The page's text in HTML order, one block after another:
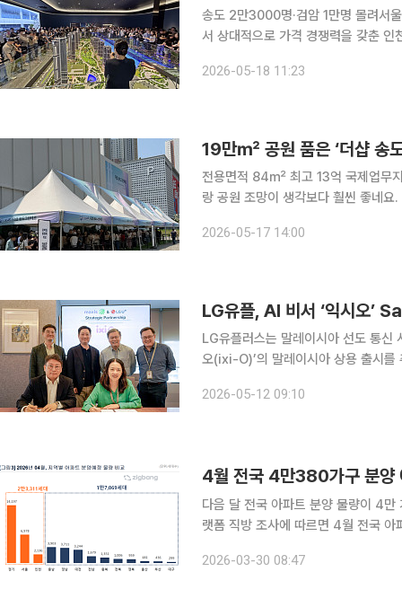
송도 2만3000명·검암 1만명 몰려서울 전세난에 인천
서 상대적으로 가격 경쟁력을 갖춘
문객이 대거 몰리며 수도권 분양시장
2026-05-18 11:23
전용면적 84㎡ 최고 13억 국제업무지구
랑 공원 조망이 생각보다 훨씬 좋네
열고 본격적인 분양에 나섰다. 인천
2026-05-17 14:00
LG유플러스는 말레이시아 선도 통
오(ixi-O)’의 말레이시아 상용 출시
시오 해외 진출은 서비스형 AI 소프
2026-05-12 09:10
4월 전국 4만380가구 분
다음 달 전국 아파트 분양 물량이 4만 가구
랫폼 직방 조사에 따르면 4월 전국
물량도 함께 늘며 공급 확대 흐름이
2026-03-30 08:47